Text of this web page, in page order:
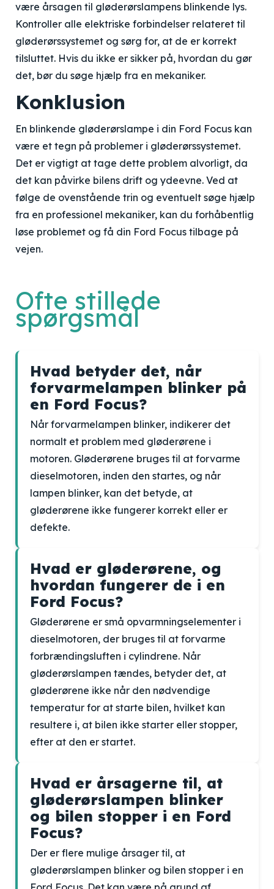
være årsagen til gløderørslampens blinkende lys.
Kontroller alle elektriske forbindelser relateret til
gløderørssystemet og sørg for, at de er korrekt
tilsluttet. Hvis du ikke er sikker på, hvordan du gør
det, bør du søge hjælp fra en mekaniker.
Konklusion
En blinkende gløderørslampe i din Ford Focus kan
være et tegn på problemer i gløderørssystemet.
Det er vigtigt at tage dette problem alvorligt, da
det kan påvirke bilens drift og ydeevne. Ved at
følge de ovenstående trin og eventuelt søge hjælp
fra en professionel mekaniker, kan du forhåbentlig
løse problemet og få din Ford Focus tilbage på
vejen.
Ofte stillede
spørgsmål
Hvad betyder det, når
forvarmelampen blinker på
en Ford Focus?
Når forvarmelampen blinker, indikerer det
normalt et problem med gløderørene i
motoren. Gløderørene bruges til at forvarme
dieselmotoren, inden den startes, og når
lampen blinker, kan det betyde, at
gløderørene ikke fungerer korrekt eller er
defekte.
Hvad er gløderørene, og
hvordan fungerer de i en
Ford Focus?
Gløderørene er små opvarmningselementer i
dieselmotoren, der bruges til at forvarme
forbrændingsluften i cylindrene. Når
gløderørslampen tændes, betyder det, at
gløderørene ikke når den nødvendige
temperatur for at starte bilen, hvilket kan
resultere i, at bilen ikke starter eller stopper,
efter at den er startet.
Hvad er årsagerne til, at
gløderørslampen blinker
og bilen stopper i en Ford
Focus?
Der er flere mulige årsager til, at
gløderørslampen blinker og bilen stopper i en